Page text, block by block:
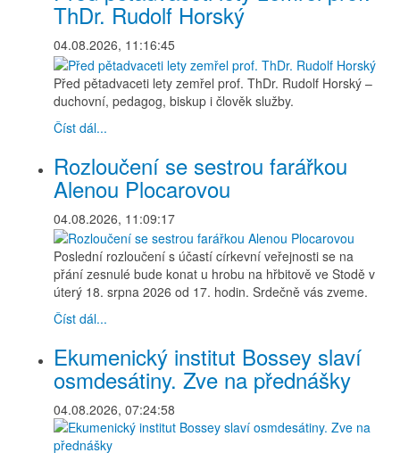
ThDr. Rudolf Horský
04.08.2026, 11:16:45
Před pětadvaceti lety zemřel prof. ThDr. Rudolf Horský –
duchovní, pedagog, biskup i člověk služby.
Číst dál...
Rozloučení se sestrou farářkou
Alenou Plocarovou
04.08.2026, 11:09:17
Poslední rozloučení s účastí církevní veřejnosti se na
přání zesnulé bude konat u hrobu na hřbitově ve Stodě v
úterý 18. srpna 2026 od 17. hodin. Srdečně vás zveme.
Číst dál...
Ekumenický institut Bossey slaví
osmdesátiny. Zve na přednášky
04.08.2026, 07:24:58